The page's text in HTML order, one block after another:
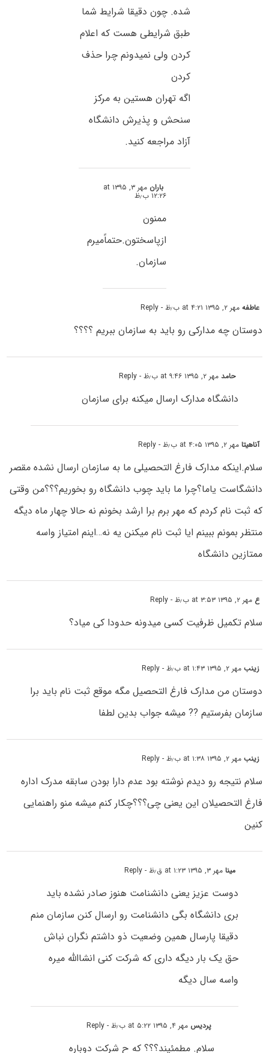
شده. چون دقیقا شرایط شما
طبق شرایطی هست که اعلام
کردن ولی نمیدونم چرا حذف
کردن
اگه تهران هستین به مرکز
سنحش و پذیرش دانشگاه
آزاد مراجعه کنید.
باران مهر ۳, ۱۳۹۵ at
۱۲:۲۶ ب٫ظ
ممنون
ازپاسختون.حتماًمیرم
سازمان.
عاطفهمهر ۲, ۱۳۹۵ at ۴:۲۱ ب٫ظ - Reply
دوستان چه مدارکی رو باید به سازمان ببریم ؟؟؟؟
حامدمهر ۲, ۱۳۹۵ at ۹:۴۶ ب٫ظ - Reply
دانشگاه مدارک ارسال میکنه برای سازمان
آناهیتامهر ۲, ۱۳۹۵ at ۴:۰۵ ب٫ظ - Reply
سلام.اینکه مدارک فارغ التحصیلی ما به سازمان ارسال نشده مقصر
دانشگاست یاما؟چرا ما باید چوب دانشگاه رو بخوریم؟؟؟من وقتی
که ثبت نام کردم که مهر برم برا ارشد بخونم نه حالا چهار ماه دیگه
منتظر بمونم ببینم ایا ثبت نام میکنن یه نه…اینم امتیاز واسه
ممتازین دانشگاه
ع مهر ۲, ۱۳۹۵ at ۳:۵۳ ب٫ظ - Reply
سلام تکمیل ظرفیت کسی میدونه حدودا کی میاد؟
زینبمهر ۲, ۱۳۹۵ at ۱:۴۳ ب٫ظ - Reply
دوستان من مدارک فارغ التحصیل مگه موقع ثبت نام باید برا
سازمان بفرستیم ?? میشه جواب بدین لطفا
زینبمهر ۲, ۱۳۹۵ at ۱:۳۸ ب٫ظ - Reply
سلام نتیجه رو دیدم نوشته بود عدم دارا بودن سابقه مدرک اداره
فارغ التحصیلان این یعنی چی؟؟؟چکار کنم میشه منو راهنمایی
کنین
مینامهر ۳, ۱۳۹۵ at ۱:۲۳ ق٫ظ - Reply
دوست عزیز یعنی دانشنامت هنوز صادر نشده باید
بری دانشگاه بگی دانشنامت رو ارسال کنن سازمان منم
دقیقا پارسال همین وضعیت ذو داشتم نگران نباش
حق یک بار دیگه داری که شرکت کنی انشاالله میره
واسه سال دیگه
پردیس مهر ۴, ۱۳۹۵ at ۵:۲۲ ب٫ظ - Reply
سلام. مطمئیند؟؟؟ که ح شرکت دوباره